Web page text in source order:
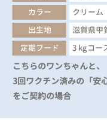
カラー
クリーム
出生地
滋賀県甲
定期フード
3 kgコー
こちらのワンちゃんと、
3回ワクチン済みの「安
をご契約の場合